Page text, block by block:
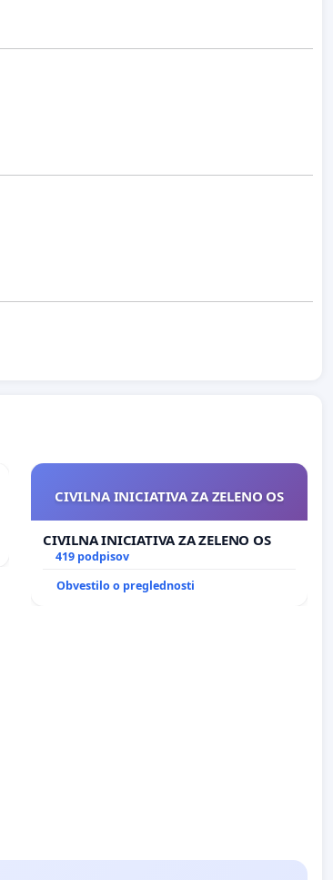
CIVILNA INICIATIVA ZA ZELENO OS
CIVILNA INICIATIVA ZA ZELENO OS
419 podpisov
Obvestilo o preglednosti